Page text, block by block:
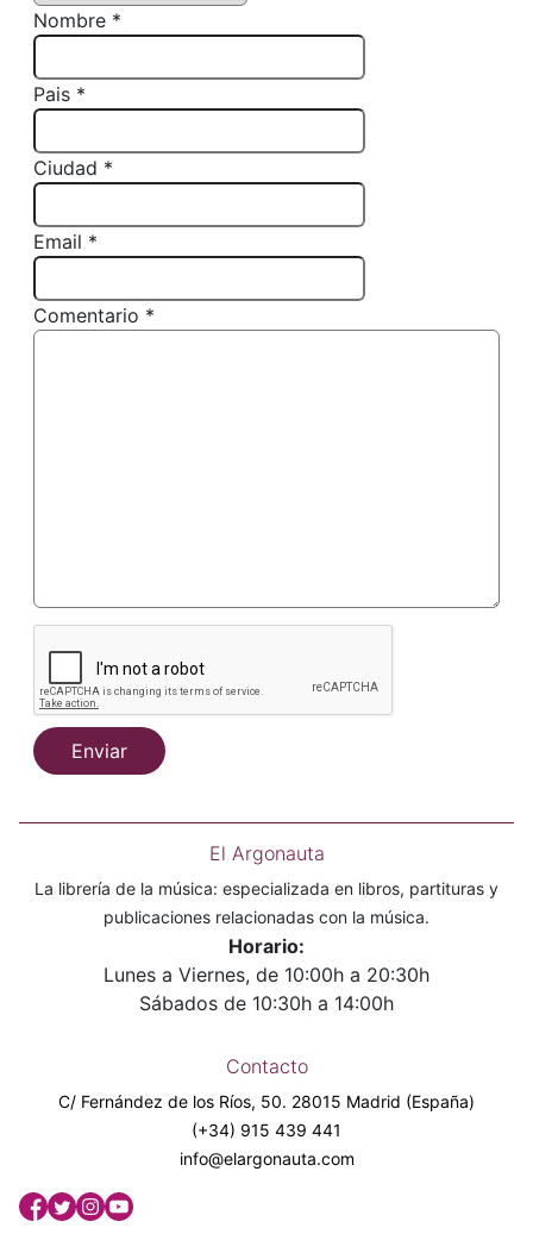
Nombre *
Pais *
Ciudad *
Email *
Comentario *
Enviar
El Argonauta
La librería de la música: especializada en libros, partituras y
publicaciones relacionadas con la música.
Horario:
Lunes a Viernes, de 10:00h a 20:30h
Sábados de 10:30h a 14:00h
Contacto
C/ Fernández de los Ríos, 50. 28015 Madrid (España)
(+34) 915 439 441
info@elargonauta.com